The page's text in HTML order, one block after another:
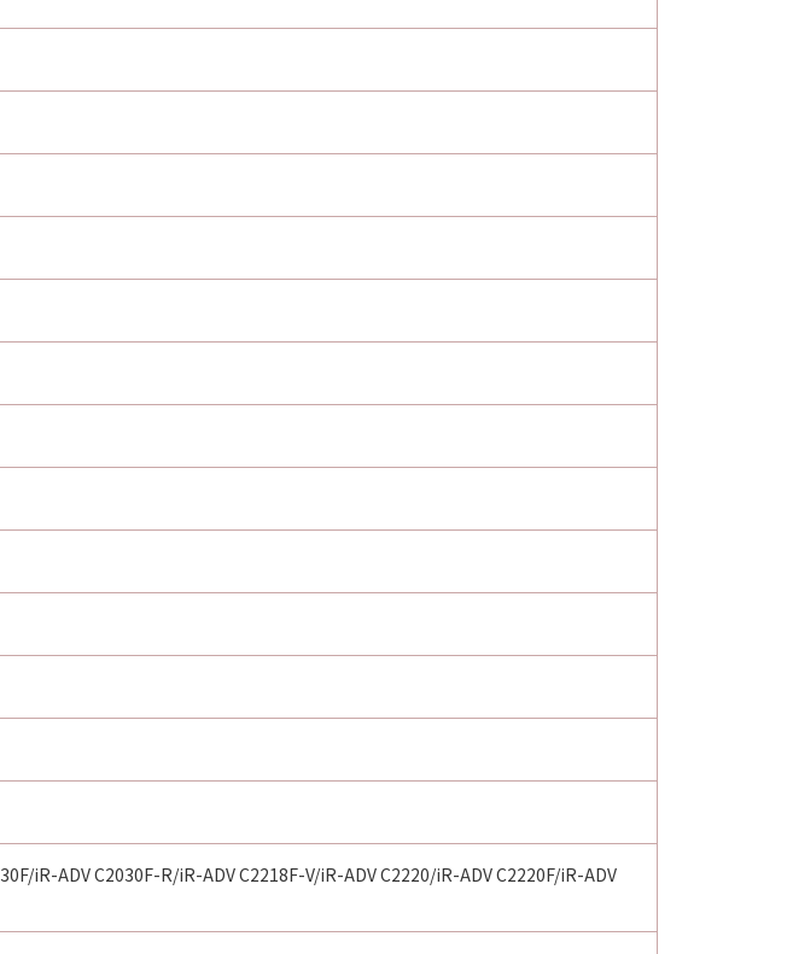
キヤノンのライセンサーは、お客様が「許諾ソフトウェア」を
認します。お客様は、ご自身の裁量とリスクで「許諾ソフトウ
益およびその他の派生的または付随的な損害を含むがこれら
ないものとします。
当する場合であって、「許諾ソフトウェア」の動作が実質的に
売代理店または販売店並びにキヤノンのライセンサーのすべて
致により生じた問題を解決するための対応策の提示、対応策の
ヤノン、キヤノンの子会社、それらの販売代理店または販売店
誤用または本契約において許諾されていない方法による使用が
とキヤノンとの間の本契約が消費者契約法に定める消費者契約
に関しお客様に生じた損害については、本項は適用されないも
キヤノンのライセンサーは、「許諾ソフトウェア」の使用に起
も、一切責任を負わないものとします。
キヤノンのライセンサーは、「許諾ソフトウェア」のメンテナ
諾ソフトウェア」に対するアップデート、バグの修正またはサ
しに、「許諾ソフトウェア」の全部または一部を、直接または
クし、または「許諾ソフトウェア」をインストールした時点で
iR-ADV C2030F-R/iR-ADV C2218F-V/iR-ADV C2220/iR-ADV C2220F/iR-ADV